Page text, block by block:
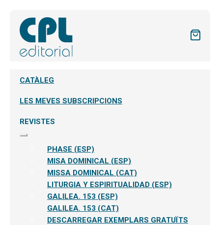
CATÀLEG
LES MEVES SUBSCRIPCIONS
REVISTES
Expandeix
secundari
PHASE (ESP)
MISA DOMINICAL (ESP)
MISSA DOMINICAL (CAT)
LITURGIA Y ESPIRITUALIDAD (ESP)
GALILEA. 153 (ESP)
GALILEA. 153 (CAT)
DESCARREGAR EXEMPLARS GRATUÏTS